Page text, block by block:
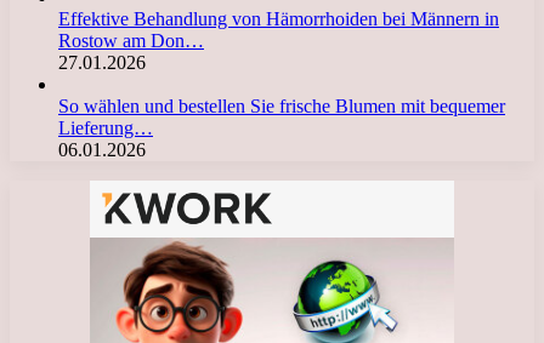
Effektive Behandlung von Hämorrhoiden bei Männern in
Rostow am Don…
27.01.2026
So wählen und bestellen Sie frische Blumen mit bequemer
Lieferung…
06.01.2026